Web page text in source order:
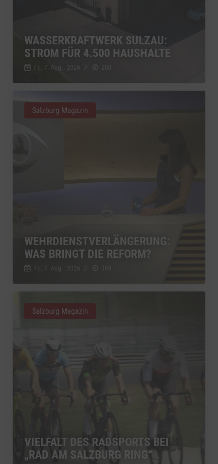
WASSERKRAFTWERK SULZAU:
STROM FÜR 4.500 HAUSHALTE
Fr., 7. Aug.. 2026
WEHRDIENSTVERLÄNGERUNG:
WAS BRINGT DIE REFORM?
Fr., 7. Aug.. 2026
Salzburg Magazin
VIELFALT DES RADSPORTS BEI
„RAD AM SALZBURG RING“
Salzburg Magazin